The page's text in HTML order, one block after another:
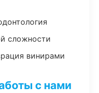
сложности
винирами
с нами